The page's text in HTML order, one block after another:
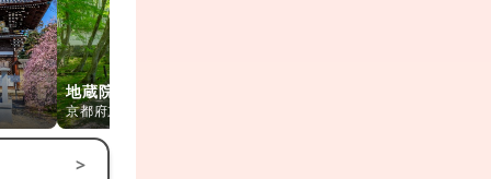
地蔵院(竹の寺)
京都府京都市
>